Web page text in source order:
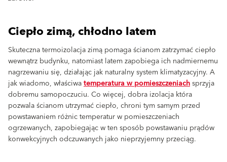
Ciepło zimą, chłodno latem
Skuteczna termoizolacja zimą pomaga ścianom zatrzymać ciepło
wewnątrz budynku, natomiast latem zapobiega ich nadmiernemu
nagrzewaniu się, działając jak naturalny system klimatyzacyjny. A
jak wiadomo, właściwatemperatura w pomieszczeniachsprzyja
dobremu samopoczuciu. Co więcej, dobra izolacja która
pozwala ścianom utrzymać ciepło, chroni tym samym przed
powstawaniem różnic temperatur w pomieszczeniach
ogrzewanych, zapobiegając w ten sposób powstawaniu prądów
konwekcyjnych odczuwanych jako nieprzyjemny przeciąg.